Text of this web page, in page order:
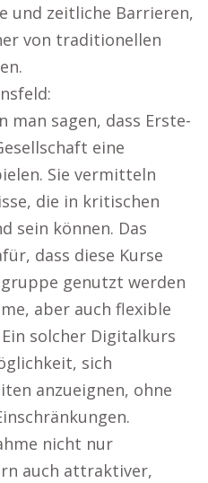
und zeitliche Barrieren,
von traditionellen
man sagen, dass Erste-
eine
Sie vermitteln
die in kritischen
sein können. Das
dass diese Kurse
genutzt werden
aber auch flexible
solcher Digitalkurs
sich
anzueignen, ohne
nicht nur
auch attraktiver,